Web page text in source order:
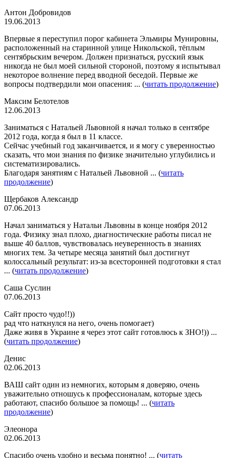
Антон Добровидов
19.06.2013
Впервые я переступил порог кабинета Эльмиры Мунировны,
расположенный на старинной улице Никольской, тёплым
сентябрьским вечером. Должен признаться, русский язык
никогда не был моей сильной стороной, поэтому я испытывал
некоторое волнение перед вводной беседой. Первые же
вопросы подтвердили мои опасения: ... (читать продолжение)
Максим Белотелов
12.06.2013
Заниматься с Натальей Львовной я начал только в сентябре
2012 года, когда я был в 11 классе.
Сейчас учебный год заканчивается, и я могу с уверенностью
сказать, что мои знания по физике значительно углубились и
систематизировались.
Благодаря занятиям с Натальей Львовной ... (читать
продолжение)
Щербаков Александр
07.06.2013
Начал заниматься у Натальи Львовны в конце ноября 2012
года. Физику знал плохо, диагностические работы писал не
выше 40 баллов, чувствовалась неуверенность в знаниях
многих тем. За четыре месяца занятий был достигнут
колоссальный результат: из-за всесторонней подготовки я стал
... (читать продолжение)
Саша Суслин
07.06.2013
Сайт просто чудо!!))
рад что наткнулся на него, очень помогает)
Даже живя в Украине я через этот сайт готовлюсь к ЗНО!)) ...
(читать продолжение)
Денис
02.06.2013
ВАШ сайт один из немногих, которым я доверяю, очень
уважительно отношусь к профессионалам, которые здесь
работают, спасибо большое за помощь! ... (читать
продолжение)
Элеонора
02.06.2013
Cпасибо очень удобно и весьма понятно! ... (читать